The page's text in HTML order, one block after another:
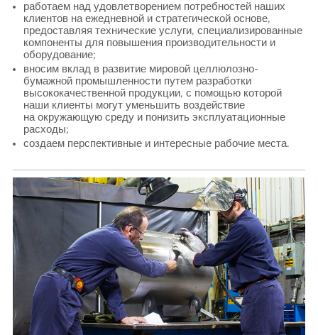
работаем над удовлетворением потребностей наших
клиентов на ежедневной и стратегической основе,
предоставляя технические услуги, специализированные
компоненты для повышения производительности и
оборудование;
вносим вклад в развитие мировой целлюлозно-
бумажной промышленности путем разработки
высококачественной продукции, с помощью которой
наши клиенты могут уменьшить воздействие
на окружающую среду и понизить эксплуатационные
расходы;
создаем перспективные и интересные рабочие места.